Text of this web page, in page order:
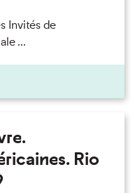
Invités de
...
Rio